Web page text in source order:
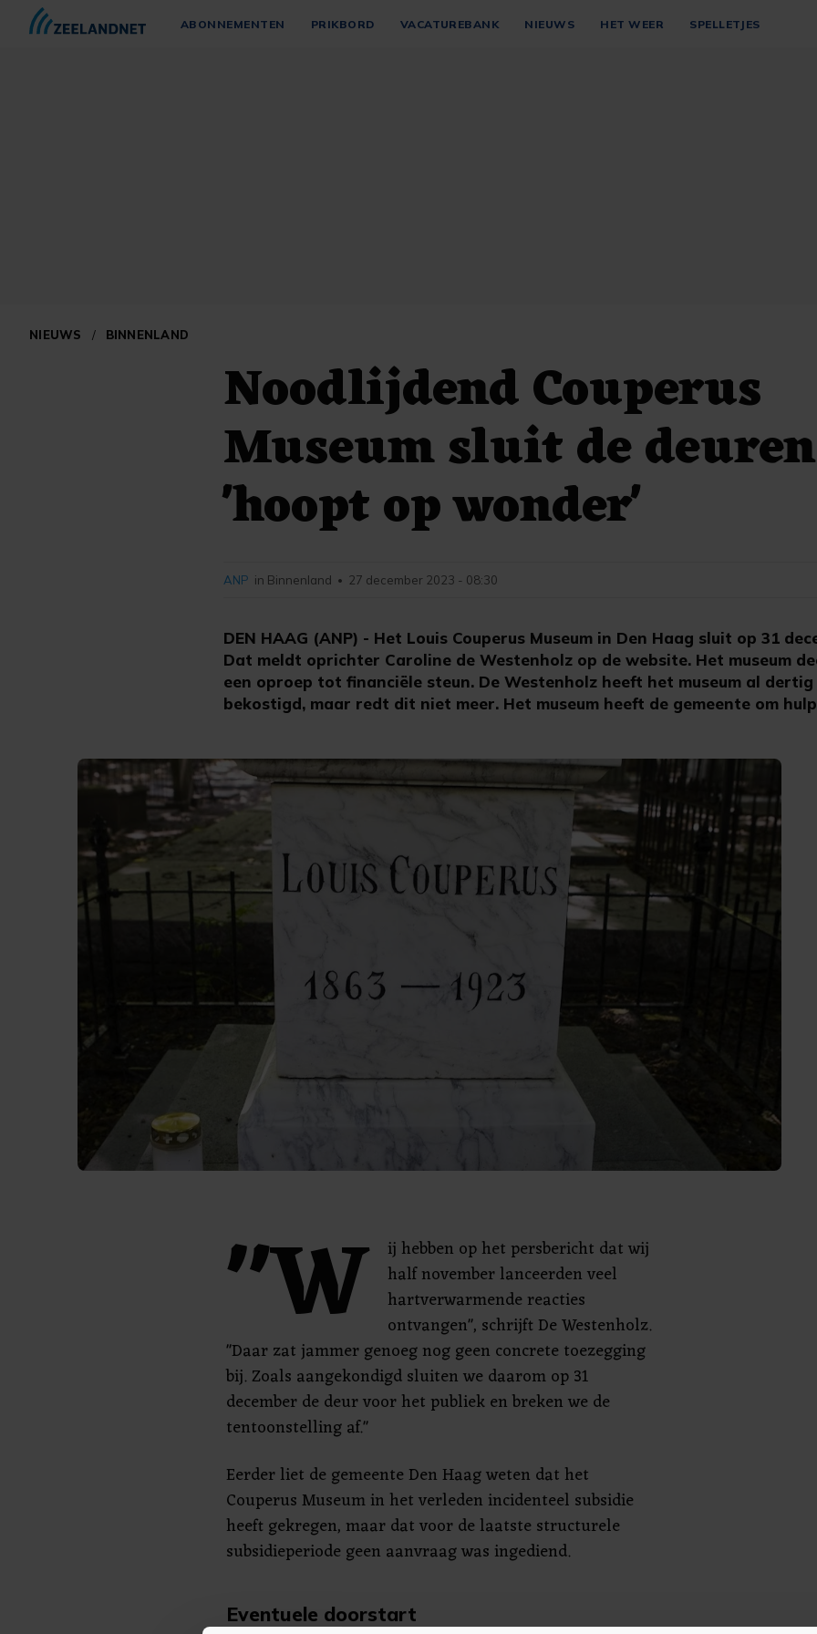
ABONNEMENTEN PRIKBORD VACATUREBANK NIEUWS HET WEER SPELLETJES
NIEUWS / BINNENLAND
Noodlijdend Couperus
Museum sluit de
'hoopt op wonder'
DEN HAAG (ANP) - Het Louis Couperus Museum in Den Haag sluit op 31
Dat meldt oprichter Caroline de Westenholz op de website. Het museum
een oproep tot financiële steun. De Westenholz heeft het museum al
bekostigd, maar redt dit niet meer. Het museum heeft de gemeente om
ANP in Binnenland • 27 december 2023 - 08:30
"W
ij hebben op het persbericht dat wij
half november lanceerden veel
hartverwarmende reacties
ontvangen", schrijft De Westenholz.
"Daar zat jammer genoeg nog geen concrete toezegging
bij. Zoals aangekondigd sluiten we daarom op 31
december de deur voor het publiek en breken we de
tentoonstelling af."
Eerder liet de gemeente Den Haag weten dat het
Couperus Museum in het verleden incidenteel subsidie
heeft gekregen, maar dat voor de laatste structurele
subsidieperiode geen aanvraag was ingediend.
Eventuele doorstart